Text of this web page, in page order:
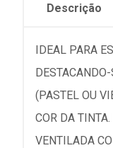
Descrição
IDEAL PARA
(PASTEL OU
COR DA
VENTILADA